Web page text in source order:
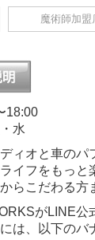
魔術師加盟
水
ィオと車のパ
イフをもっと
らこだわる方
がLINE公
は、以下のバ